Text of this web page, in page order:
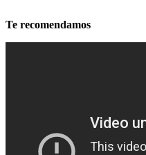
Te recomendamos